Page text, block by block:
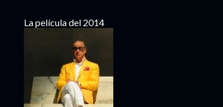
La película del 2014